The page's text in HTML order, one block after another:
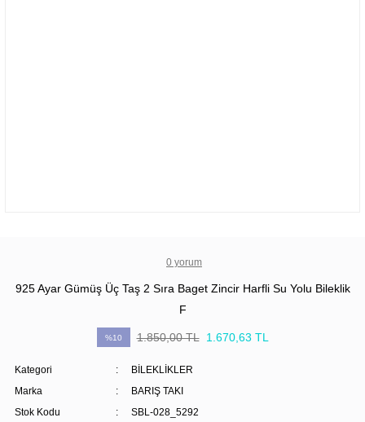
0 yorum
925 Ayar Gümüş Üç Taş 2 Sıra Baget Zincir Harfli Su Yolu Bileklik
F
%10 1.850,00 TL 1.670,63 TL
Kategori
BİLEKLİKLER
Marka
BARIŞ TAKI
Stok Kodu
SBL-028_5292